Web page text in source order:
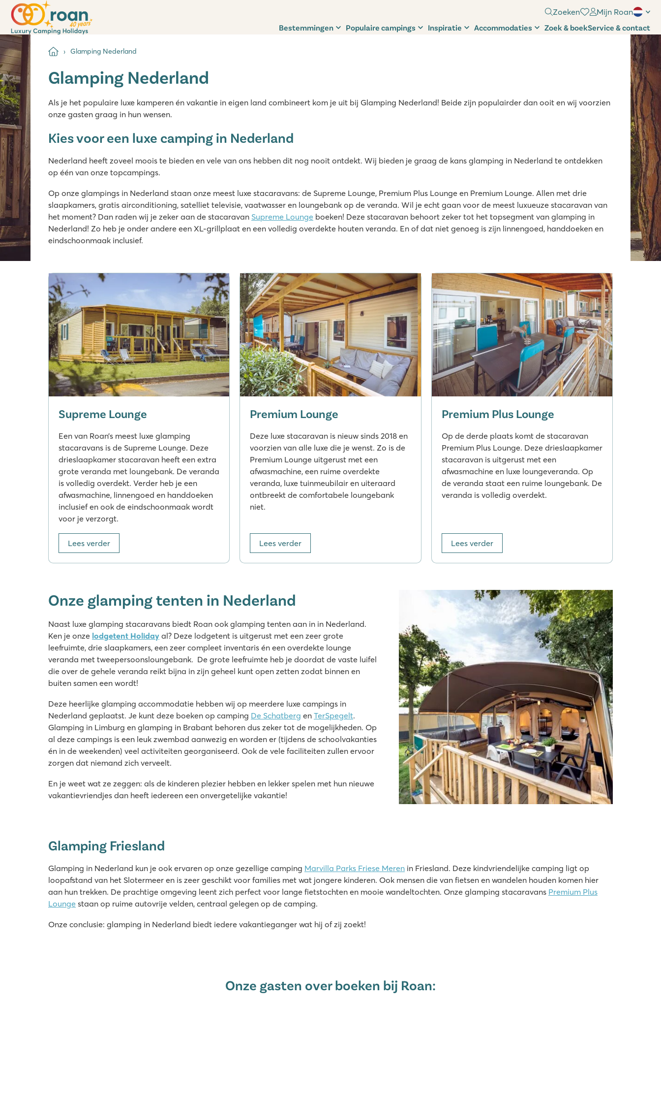
Zoeken Mijn Roan
Bestemmingen Populaire campings Inspiratie Accommodaties Zoek & boekService & contact
Glamping Nederland
Glamping Nederland
Als je het populaire luxe kamperen én vakantie in eigen land combineert kom je uit bij Glamping Nederland! Beide zijn populairder dan ooit en wij voorzien
onze gasten graag in hun wensen.
Kies voor een luxe camping in Nederland
Nederland heeft zoveel moois te bieden en vele van ons hebben dit nog nooit ontdekt. Wij bieden je graag de kans glamping in Nederland te ontdekken
op één van onze topcampings.
Op onze glampings in Nederland staan onze meest luxe stacaravans: de Supreme Lounge, Premium Plus Lounge en Premium Lounge. Allen met drie
slaapkamers, gratis airconditioning, satelliet televisie, vaatwasser en loungebank op de veranda. Wil je echt gaan voor de meest luxueuze stacaravan van
het moment? Dan raden wij je zeker aan de stacaravan Supreme Lounge boeken! Deze stacaravan behoort zeker tot het topsegment van glamping in
Nederland! Zo heb je onder andere een XL-grillplaat en een volledig overdekte houten veranda. En of dat niet genoeg is zijn linnengoed, handdoeken en
eindschoonmaak inclusief.
Supreme Lounge
Een van Roan’s meest luxe glamping
stacaravans is de Supreme Lounge. Deze
drieslaapkamer stacaravan heeft een extra
grote veranda met loungebank. De veranda
is volledig overdekt. Verder heb je een
afwasmachine, linnengoed en handdoeken
inclusief en ook de eindschoonmaak wordt
voor je verzorgt.
Lees verder
Premium Lounge
Deze luxe stacaravan is nieuw sinds 2018 en
voorzien van alle luxe die je wenst. Zo is de
Premium Lounge uitgerust met een
afwasmachine, een ruime overdekte
veranda, luxe tuinmeubilair en uiteraard
ontbreekt de comfortabele loungebank
niet.
Lees verder
Premium Plus Lounge
Op de derde plaats komt de stacaravan
Premium Plus Lounge. Deze drieslaapkamer
stacaravan is uitgerust met een
afwasmachine en luxe loungeveranda. Op
de veranda staat een ruime loungebank. De
veranda is volledig overdekt.
Lees verder
Onze glamping tenten in Nederland
Naast luxe glamping stacaravans biedt Roan ook glamping tenten aan in in Nederland.
Ken je onze lodgetent Holiday al? Deze lodgetent is uitgerust met een zeer grote
leefruimte, drie slaapkamers, een zeer compleet inventaris én een overdekte lounge
veranda met tweepersoonsloungebank. De grote leefruimte heb je doordat de vaste luifel
die over de gehele veranda reikt bijna in zijn geheel kunt open zetten zodat binnen en
buiten samen een wordt!
Deze heerlijke glamping accommodatie hebben wij op meerdere luxe campings in
Nederland geplaatst. Je kunt deze boeken op camping De Schatberg en TerSpegelt.
Glamping in Limburg en glamping in Brabant behoren dus zeker tot de mogelijkheden. Op
al deze campings is een leuk zwembad aanwezig en worden er (tijdens de schoolvakanties
én in de weekenden) veel activiteiten georganiseerd. Ook de vele faciliteiten zullen ervoor
zorgen dat niemand zich verveelt.
En je weet wat ze zeggen: als de kinderen plezier hebben en lekker spelen met hun nieuwe
vakantievriendjes dan heeft iedereen een onvergetelijke vakantie!
Glamping Friesland
Glamping in Nederland kun je ook ervaren op onze gezellige camping Marvilla Parks Friese Meren in Friesland. Deze kindvriendelijke camping ligt op
loopafstand van het Slotermeer en is zeer geschikt voor families met wat jongere kinderen. Ook mensen die van fietsen en wandelen houden komen hier
aan hun trekken. De prachtige omgeving leent zich perfect voor lange fietstochten en mooie wandeltochten. Onze glamping stacaravans Premium Plus
Lounge staan op ruime autovrije velden, centraal gelegen op de camping.
Onze conclusie: glamping in Nederland biedt iedere vakantieganger wat hij of zij zoekt!
Onze gasten over boeken bij Roan: